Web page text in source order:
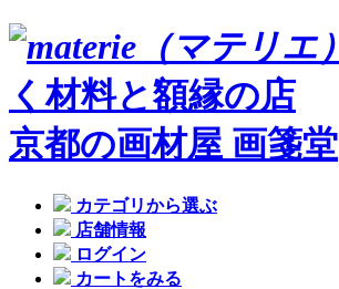
く材料と額縁の店
京都の画材屋 画箋堂
カテゴリから選ぶ
店舗情報
ログイン
カートをみる